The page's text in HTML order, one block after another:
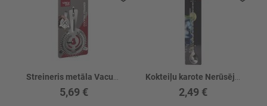
5,69 € 2,49 €